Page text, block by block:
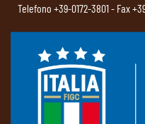
Telefono +39-0172-3801- Fax